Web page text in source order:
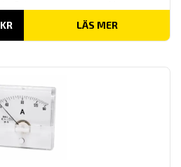
KRPRISINTERVALL:
TILL
LÄS MER